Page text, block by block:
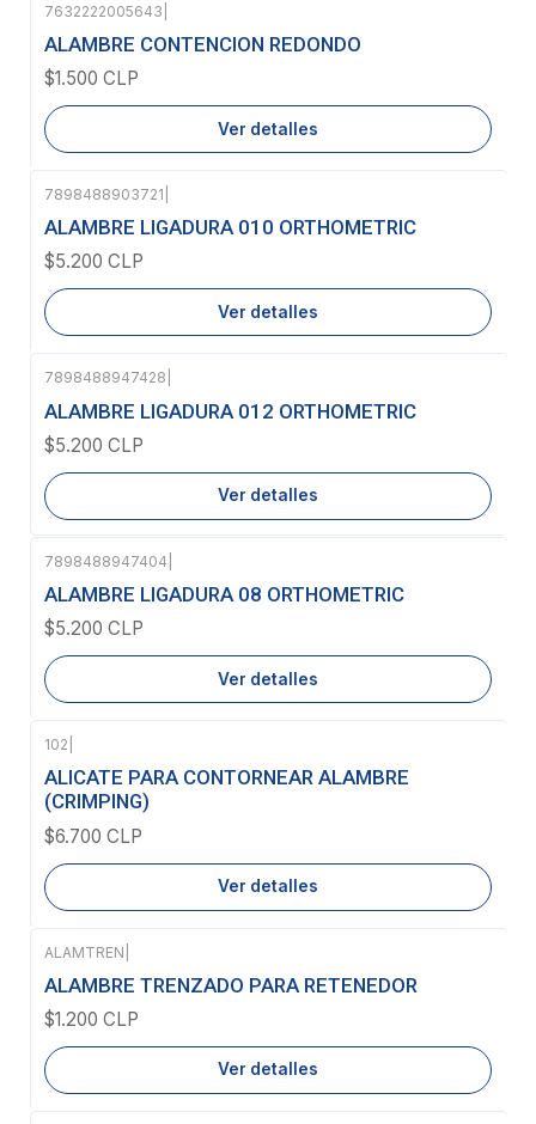
Agotado
7632222005643
ALAMBRE CONTENCION REDONDO
$1.500 CLP
Ver detalles
Agotado
7898488903721
ALAMBRE LIGADURA 010 ORTHOMETRIC
$5.200 CLP
Ver detalles
Agotado
7898488947428
ALAMBRE LIGADURA 012 ORTHOMETRIC
$5.200 CLP
Ver detalles
Agotado
7898488947404
ALAMBRE LIGADURA 08 ORTHOMETRIC
$5.200 CLP
Ver detalles
Agotado
102
ALICATE PARA CONTORNEAR ALAMBRE
(CRIMPING)
$6.700 CLP
Ver detalles
Agotado
ALAMTREN
ALAMBRE TRENZADO PARA RETENEDOR
$1.200 CLP
Ver detalles